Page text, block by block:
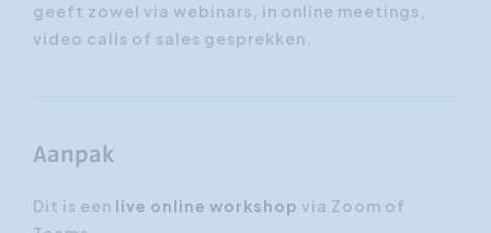
geeft zowel via webinars, in online meetings,
video calls of sales gesprekken.
Aanpak
Dit is een live online workshop via Zoom of